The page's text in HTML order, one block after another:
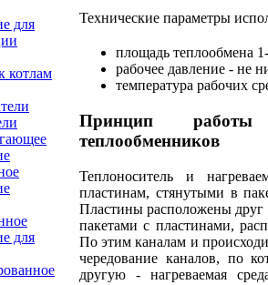
для
котлам
для
Технические параметры
площадь теплообмена
рабочее давление - не
температура рабочих
Принцип работы
теплообменников
Теплоноситель и
пластинам, стянутыми в
Пластины расположены
пакетами с пластинами,
По этим каналам и
чередование каналов, по
другую - нагреваемая